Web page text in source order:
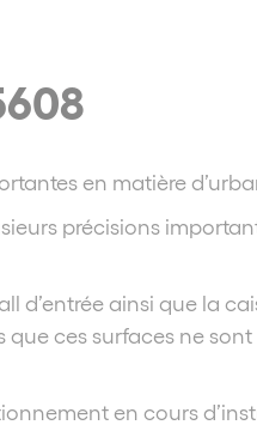
en matière
précisions
d’entrée ainsi que la
ces surfaces ne
en cours